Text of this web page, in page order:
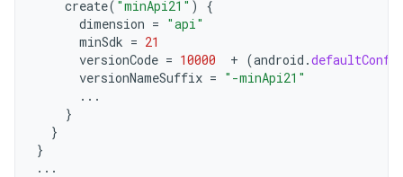
create( "minApi21" )
{
dimension = "api"
minSdk = 21
versionCode = 10000 + (android .
versionNameSuffix = "-minApi21"
...
}
}
}
...